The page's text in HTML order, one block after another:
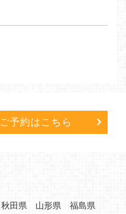
ご予約はこちら
秋田県 山形県 福島県